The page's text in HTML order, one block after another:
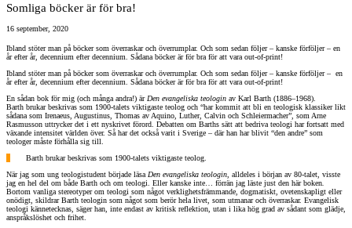
Somliga böcker är för bra!
16 september, 2020
Ibland stöter man på böcker som överraskar och överrumplar. Och som sedan följer – kanske förföljer – en
år efter år, decennium efter decennium. Sådana böcker är för bra för att vara out-of-print!
Ibland stöter man på böcker som överraskar och överrumplar. Och som sedan följer – kanske förföljer – en
år efter år, decennium efter decennium. Sådana böcker är för bra för att vara out-of-print!
En sådan bok för mig (och många andra!) är Den evangeliska teologin av Karl Barth (1886–1968).
Barth brukar beskrivas som 1900-talets viktigaste teolog och “har kommit att bli en teologisk klassiker likt
sådana som Irenaeus, Augustinus, Thomas av Aquino, Luther, Calvin och Schleiermacher”, som Arne
Rasmusson uttrycker det i ett nyskrivet förord. Debatten om Barths sätt att bedriva teologi har fortsatt med
växande intensitet världen över. Så har det också varit i Sverige – där han har blivit “den andre” som
teologer måste förhålla sig till.
Barth brukar beskrivas som 1900-talets viktigaste teolog.
När jag som ung teologistudent började läsa Den evangeliska teologin , alldeles i början av 80-talet, visste
jag en hel del om både Barth och om teologi. Eller kanske inte… förrän jag läste just den här boken
Bortom vanliga stereotyper om teologi som något verklighetsfrämmande, dogmatiskt, ovetenskapligt eller
onödigt, skildrar Barth teologin som något som berör hela livet, som utmanar och överraskar. Evangelisk
teologi kännetecknas, säger han, inte endast av kritisk reflektion, utan i lika hög grad av sådant som glädje,
anspråkslöshet och frihet.